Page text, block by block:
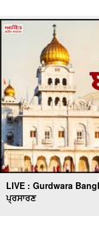
LIVE : Gurdwara
ਪ੍ਰਸਾਰਣ